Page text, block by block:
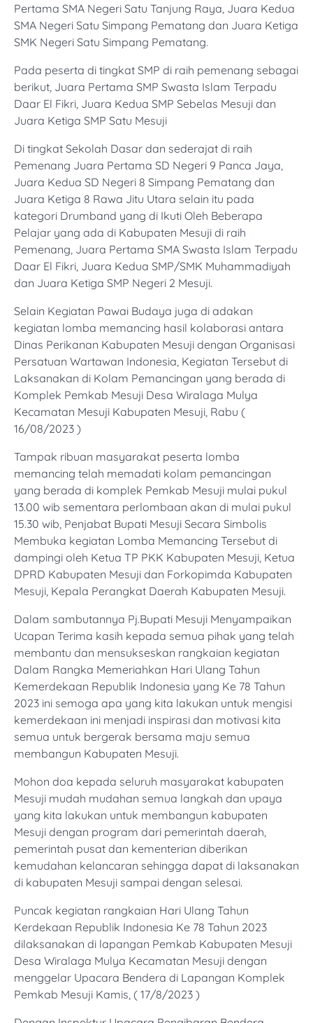
Pertama SMA Negeri Satu Tanjung Raya, Juara Kedua
SMA Negeri Satu Simpang Pematang dan Juara Ketiga
SMK Negeri Satu Simpang Pematang.
Pada peserta di tingkat SMP di raih pemenang sebagai
berikut, Juara Pertama SMP Swasta Islam Terpadu
Daar El Fikri, Juara Kedua SMP Sebelas Mesuji dan
Juara Ketiga SMP Satu Mesuji
Di tingkat Sekolah Dasar dan sederajat di raih
Pemenang Juara Pertama SD Negeri 9 Panca Jaya,
Juara Kedua SD Negeri 8 Simpang Pematang dan
Juara Ketiga 8 Rawa Jitu Utara selain itu pada
kategori Drumband yang di Ikuti Oleh Beberapa
Pelajar yang ada di Kabupaten Mesuji di raih
Pemenang, Juara Pertama SMA Swasta Islam Terpadu
Daar El Fikri, Juara Kedua SMP/SMK Muhammadiyah
dan Juara Ketiga SMP Negeri 2 Mesuji.
Selain Kegiatan Pawai Budaya juga di adakan
kegiatan lomba memancing hasil kolaborasi antara
Dinas Perikanan Kabupaten Mesuji dengan Organisasi
Persatuan Wartawan Indonesia, Kegiatan Tersebut di
Laksanakan di Kolam Pemancingan yang berada di
Komplek Pemkab Mesuji Desa Wiralaga Mulya
Kecamatan Mesuji Kabupaten Mesuji, Rabu (
16/08/2023 )
Tampak ribuan masyarakat peserta lomba
memancing telah memadati kolam pemancingan
yang berada di komplek Pemkab Mesuji mulai pukul
13.00 wib sementara perlombaan akan di mulai pukul
15.30 wib, Penjabat Bupati Mesuji Secara Simbolis
Membuka kegiatan Lomba Memancing Tersebut di
dampingi oleh Ketua TP PKK Kabupaten Mesuji, Ketua
DPRD Kabupaten Mesuji dan Forkopimda Kabupaten
Mesuji, Kepala Perangkat Daerah Kabupaten Mesuji.
Dalam sambutannya Pj.Bupati Mesuji Menyampaikan
Ucapan Terima kasih kepada semua pihak yang telah
membantu dan mensukseskan rangkaian kegiatan
Dalam Rangka Memeriahkan Hari Ulang Tahun
Kemerdekaan Republik Indonesia yang Ke 78 Tahun
2023 ini semoga apa yang kita lakukan untuk mengisi
kemerdekaan ini menjadi inspirasi dan motivasi kita
semua untuk bergerak bersama maju semua
membangun Kabupaten Mesuji.
Mohon doa kepada seluruh masyarakat kabupaten
Mesuji mudah mudahan semua langkah dan upaya
yang kita lakukan untuk membangun kabupaten
Mesuji dengan program dari pemerintah daerah,
pemerintah pusat dan kementerian diberikan
kemudahan kelancaran sehingga dapat di laksanakan
di kabupaten Mesuji sampai dengan selesai.
Puncak kegiatan rangkaian Hari Ulang Tahun
Kerdekaan Republik Indonesia Ke 78 Tahun 2023
dilaksanakan di lapangan Pemkab Kabupaten Mesuji
Desa Wiralaga Mulya Kecamatan Mesuji dengan
menggelar Upacara Bendera di Lapangan Komplek
Pemkab Mesuji Kamis, ( 17/8/2023 )